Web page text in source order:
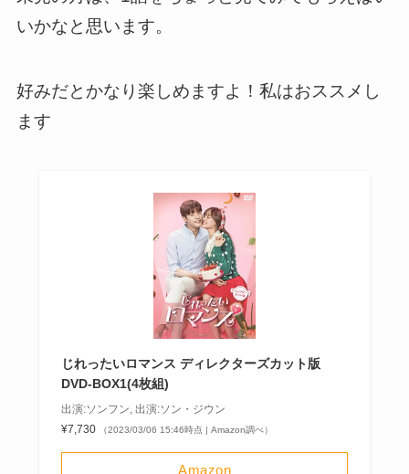
いかなと思います。
好みだとかなり楽しめますよ！私はおススメし
ます
じれったいロマンス ディレクターズカット版
DVD-BOX1(4枚組)
出演:ソンフン, 出演:ソン・ジウン
¥7,730
（2023/03/06 15:46時点 | Amazon調べ）
Amazon